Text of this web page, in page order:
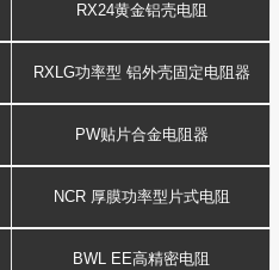
RX24黄金铝壳电阻
RXLG功率型 铝外壳固定电阻器
PW贴片合金电阻器
NCR 厚膜功率型片式电阻
BWL EE高精密电阻